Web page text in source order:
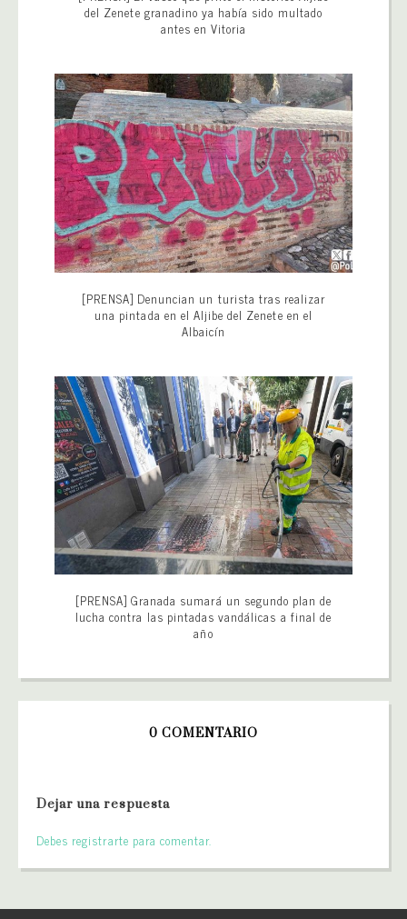
del Zenete granadino ya había sido multado
antes en Vitoria
[PRENSA] Denuncian un turista tras realizar
una pintada en el Aljibe del Zenete en el
Albaicín
[PRENSA] Granada sumará un segundo plan de
lucha contra las pintadas vandálicas a final de
año
0 COMENTARIO
Dejar una respuesta
Debes registrarte para comentar.